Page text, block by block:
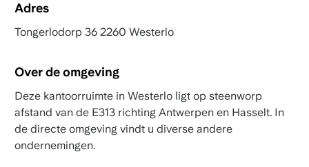
Adres
Tongerlodorp 36 2260 Westerlo
Over de omgeving
Deze kantoorruimte in Westerlo ligt op steenworp
afstand van de E313 richting Antwerpen en Hasselt. In
de directe omgeving vindt u diverse andere
ondernemingen.